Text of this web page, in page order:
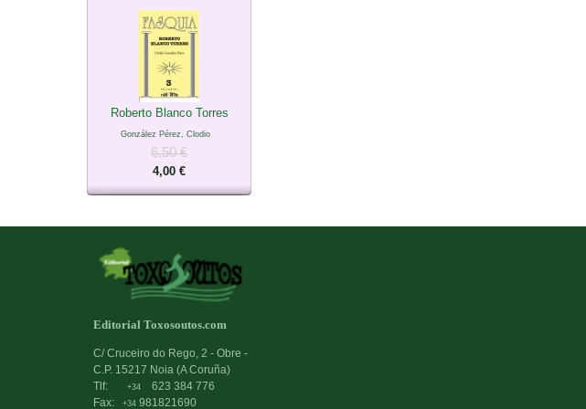
Roberto Blanco Torres
González Pérez, Clodio
6,50 €
4,00 €
Editorial Toxosoutos.com
C/ Cruceiro do Rego, 2 - Obre -
C.P. 15217 Noia (A Coruña)
Tlf:
+34
623 384 776
Fax:
+34 981821690